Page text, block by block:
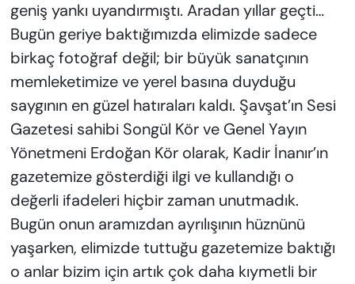
geniş yankı uyandırmıştı. Aradan yıllar geçti…
Bugün geriye baktığımızda elimizde sadece
birkaç fotoğraf değil; bir büyük sanatçının
memleketimize ve yerel basına duyduğu
saygının en güzel hatıraları kaldı. Şavşat’ın Sesi
Gazetesi sahibi Songül Kör ve Genel Yayın
Yönetmeni Erdoğan Kör olarak, Kadir İnanır’ın
gazetemize gösterdiği ilgi ve kullandığı o
değerli ifadeleri hiçbir zaman unutmadık.
Bugün onun aramızdan ayrılışının hüznünü
yaşarken, elimizde tuttuğu gazetemize baktığı
o anlar bizim için artık çok daha kıymetli bir